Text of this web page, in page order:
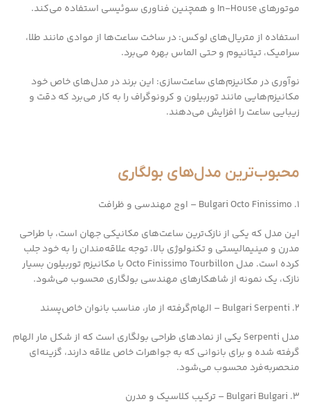
موتورهای In-House و همچنین فناوری سوئیسی استفاده می‌کند.
استفاده از متریال‌های لوکس: در ساخت ساعت‌ها از موادی مانند طلا،
سرامیک، تیتانیوم و حتی الماس بهره می‌برد.
نوآوری در مکانیزم‌های ساعت‌سازی: این برند در مدل‌های خاص خود
مکانیزم‌هایی مانند توربیلون و کرونوگراف را به کار می‌برد که دقت و
زیبایی ساعت را افزایش می‌دهند.
محبوب‌ترین مدل‌های بولگاری
1. Bulgari Octo Finissimo – اوج مهندسی و ظرافت
این مدل که یکی از نازک‌ترین ساعت‌های مکانیکی جهان است، با طراحی
مدرن و مینیمالیستی و تکنولوژی بالا، توجه علاقه‌مندان را به خود جلب
کرده است. مدل Octo Finissimo Tourbillon با مکانیزم توربیلون بسیار
نازک، یک نمونه از شاهکارهای مهندسی بولگاری محسوب می‌شود.
2. Bulgari Serpenti – الهام‌گرفته از مار، مناسب بانوان خاص‌پسند
مدل Serpenti یکی از نمادهای طراحی بولگاری است که از شکل مار الهام
گرفته شده و برای بانوانی که به جواهرات خاص علاقه دارند، گزینه‌ای
منحصربه‌فرد محسوب می‌شود.
3. Bulgari Bulgari – ترکیب کلاسیک و مدرن